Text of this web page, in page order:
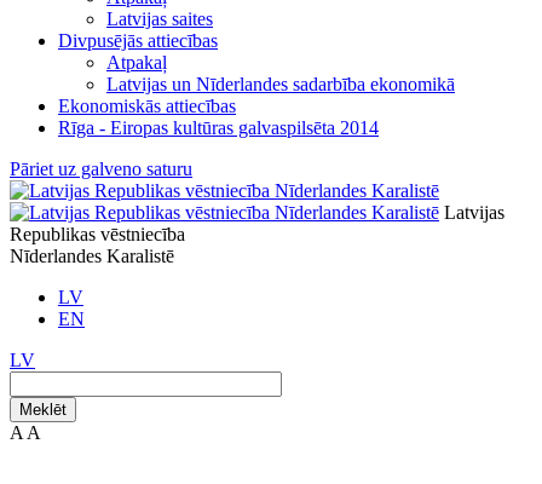
Latvijas saites
Divpusējās attiecības
Atpakaļ
Latvijas un Nīderlandes sadarbība ekonomikā
Ekonomiskās attiecības
Rīga - Eiropas kultūras galvaspilsēta 2014
Pāriet uz galveno saturu
Latvijas
Republikas vēstniecība
Nīderlandes Karalistē
LV
EN
LV
Meklēt
A A